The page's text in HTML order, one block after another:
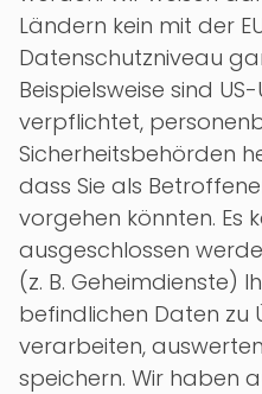
Ländern kein mit der
Datenschutzniveau
Beispielsweise sind
verpflichtet,
Sicherheitsbehörden
dass Sie als
vorgehen könnten. Es
ausgeschlossen
(z. B. Geheimdienste)
befindlichen Daten zu
verarbeiten,
speichern. Wir haben